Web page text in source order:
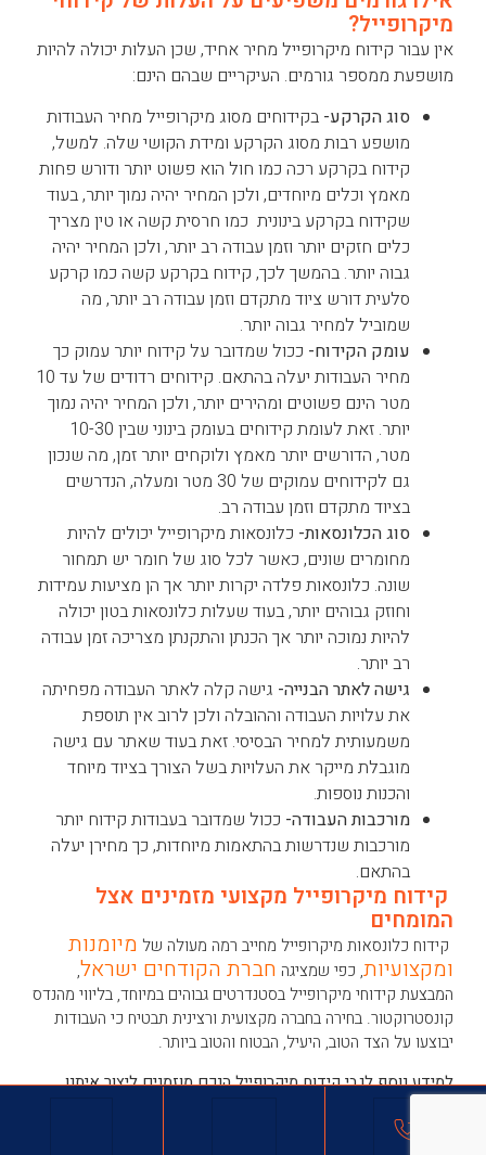
מיקרופייל?
אין עבור קידוח מיקרופייל מחיר אחיד, שכן העלות יכולה להיות
מושפעת ממספר גורמים. העיקריים שבהם הינם:
סוג הקרקע- בקידוחים מסוג מיקרופייל מחיר העבודות
מושפע רבות מסוג הקרקע ומידת הקושי שלה. למשל,
קידוח בקרקע רכה כמו חול הוא פשוט יותר ודורש פחות
מאמץ וכלים מיוחדים, ולכן המחיר יהיה נמוך יותר, בעוד
שקידוח בקרקע בינונית כמו חרסית קשה או טין מצריך
כלים חזקים יותר וזמן עבודה רב יותר, ולכן המחיר יהיה
גבוה יותר. בהמשך לכך, קידוח בקרקע קשה כמו קרקע
סלעית דורש ציוד מתקדם וזמן עבודה רב יותר, מה
שמוביל למחיר גבוה יותר.
עומק הקידוח- ככול שמדובר על קידוח יותר עמוק כך
מחיר העבודות יעלה בהתאם. קידוחים רדודים של עד 10
מטר הינם פשוטים ומהירים יותר, ולכן המחיר יהיה נמוך
יותר. זאת לעומת קידוחים בעומק בינוני שבין 10-30
מטר, הדורשים יותר מאמץ ולוקחים יותר זמן, מה שנכון
גם לקידוחים עמוקים של 30 מטר ומעלה, הנדרשים
בציוד מתקדם וזמן עבודה רב.
סוג הכלונסאות- כלונסאות מיקרופייל יכולים להיות
מחומרים שונים, כאשר לכל סוג של חומר יש תמחור
שונה. כלונסאות פלדה יקרות יותר אך הן מציעות עמידות
וחוזק גבוהים יותר, בעוד שעלות כלונסאות בטון יכולה
להיות נמוכה יותר אך הכנתן והתקנתן מצריכה זמן עבודה
רב יותר.
גישה לאתר הבנייה- גישה קלה לאתר העבודה מפחיתה
את עלויות העבודה וההובלה ולכן לרוב אין תוספת
משמעותית למחיר הבסיסי. זאת בעוד שאתר עם גישה
מוגבלת מייקר את העלויות בשל הצורך בציוד מיוחד
והכנות נוספות.
מורכבות העבודה- ככול שמדובר בעבודות קידוח יותר
מורכבות שנדרשות בהתאמות מיוחדות, כך מחירן יעלה
בהתאם.
קידוח מיקרופייל מקצועי מזמינים אצל
המומחים
קידוח כלונסאות מיקרופייל מחייב רמה מעולה של מיומנות
ומקצועיות, כפי שמציגה חברת הקודחים ישראל,
המבצעת קידוחי מיקרופייל בסטנדרטים גבוהים במיוחד, בליווי מהנדס
קונסטרוקטור. בחירה בחברה מקצועית ורצינית תבטיח כי העבודות
יבוצעו על הצד הטוב, היעיל, הבטוח והטוב ביותר.
למידע נוסף לגבי קידוח מיקרופייל הנכם מוזמנים ליצור איתנו